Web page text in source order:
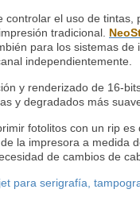
controlar el uso de tintas,
tradicional.
para los sistemas de
independientemente.
y renderizado de 16-
y degradados más
fotolitos con un rip
la impresora a medida
de cambios de
para serigrafía,